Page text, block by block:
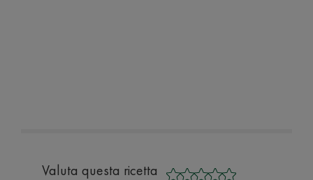
Valuta questa ricetta